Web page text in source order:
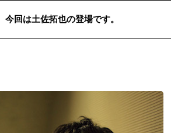
#ヒップホップ #男性シンガーグループ
回は土佐拓也の登場です。